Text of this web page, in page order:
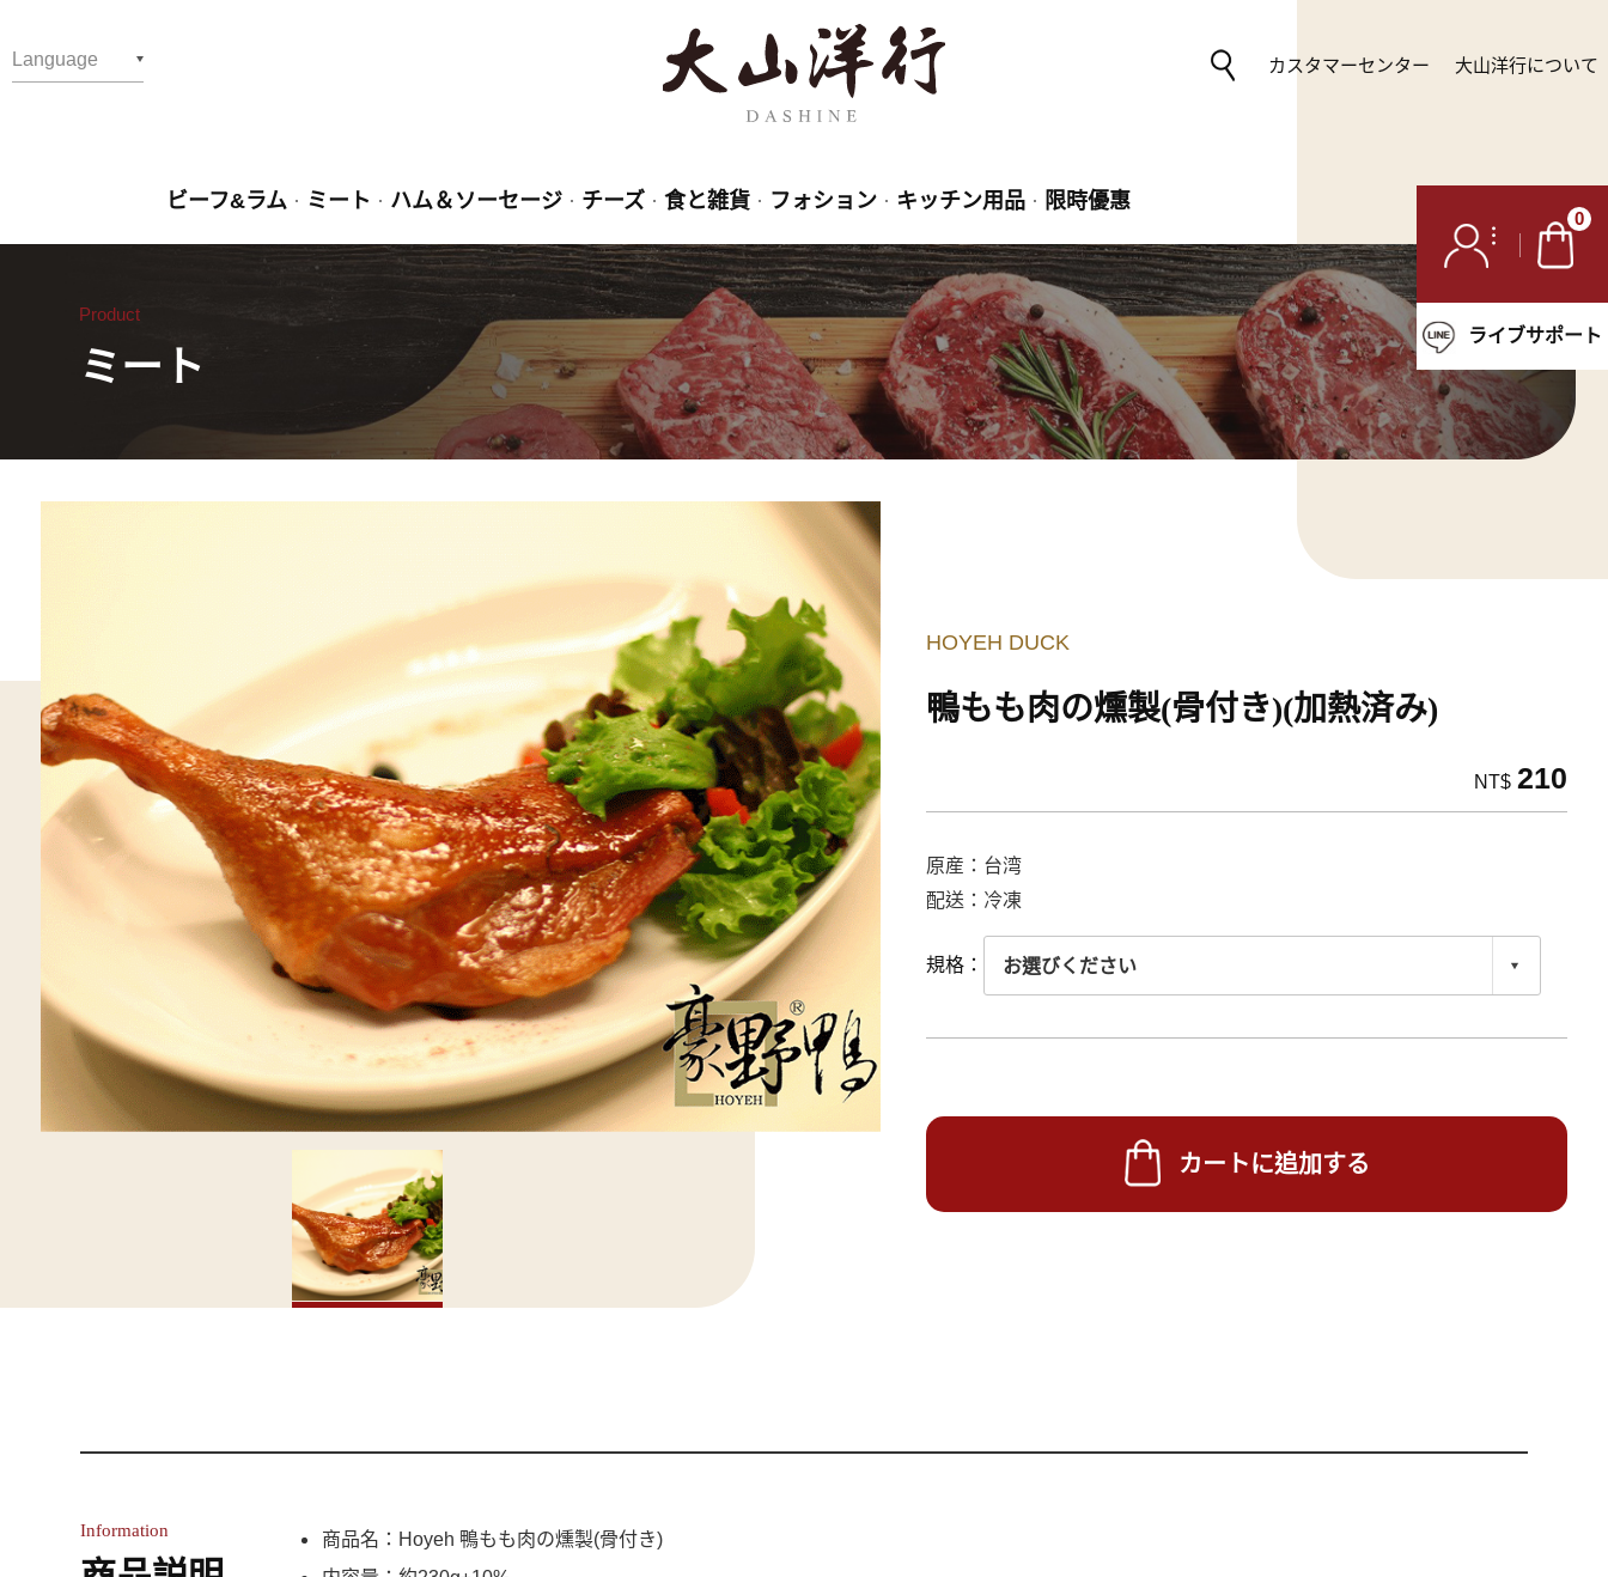
Language カスタマーセンター 大山洋行について
ビーフ&ラム ミート ハム＆ソーセージ チーズ 食と雑貨 フォション キッチン用品 限時優惠
0
ライブサポート
Product
ミート
HOYEH DUCK
鴨もも肉の燻製(骨付き)(加熱済み)
NT$ 210
原産：台湾
配送：冷凍
規格：
カートに追加する
Information
商品名：Hoyeh 鴨もも肉の燻製(骨付き)